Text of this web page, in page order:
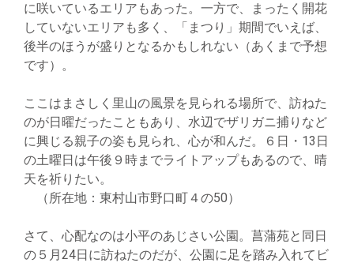
に咲いているエリアもあった。一方で、まったく開花
していないエリアも多く、「まつり」期間でいえば、
後半のほうが盛りとなるかもしれない（あくまで予想
です）。
ここはまさしく里山の風景を見られる場所で、訪ねた
のが日曜だったこともあり、水辺でザリガニ捕りなど
に興じる親子の姿も見られ、心が和んだ。６日・13日
の土曜日は午後９時までライトアップもあるので、晴
天を祈りたい。
（所在地：東村山市野口町４の50）
さて、心配なのは小平のあじさい公園。菖蒲苑と同日
の５月24日に訪ねたのだが、公園に足を踏み入れてビ